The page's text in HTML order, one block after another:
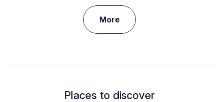
More
Places to discover